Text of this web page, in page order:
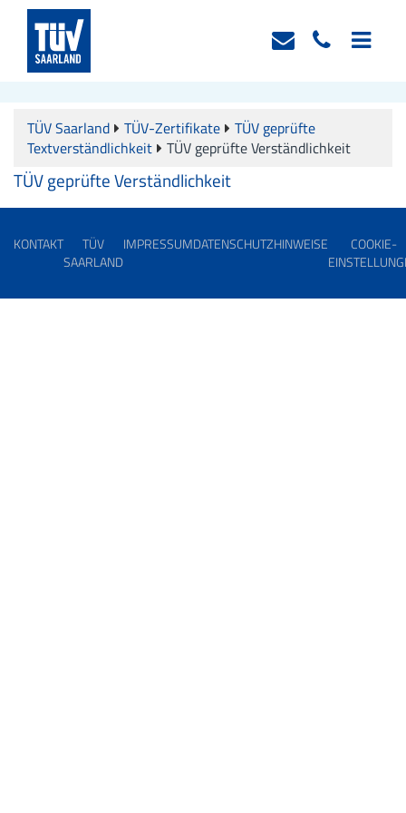
TÜV Saarland TÜV-Zertifikate
TÜV geprüfte
Textverständlichkeit
TÜV geprüfte Verständlichkeit
TÜV geprüfte Verständlichkeit
KONTAKT
TÜV
SAARLAND
IMPRESSUMDATENSCHUTZHINWEISE
COOKIE-